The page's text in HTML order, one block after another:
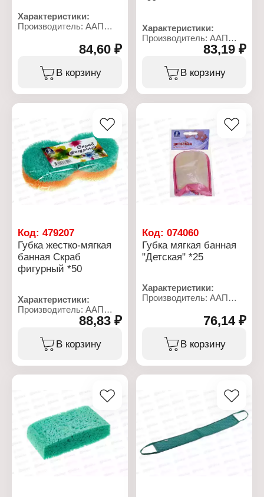
Характеристики:
Производитель: ААП
Торговая марка:
Тип товара: Губка для
Жесткость: жесткая
Размер: 19х11,5х3 см
84,60 ₽
В корзину
Характеристики:
Производитель: ААП
Шахтерская
Тип товара: Губка для
комбинированная,
сочетание жесткого
оригинального поролона
и мягкого гидроф
Жесткость: жесткая
Размер мочалки
(ДхШхВ): 19х12х3 см
Материал: поролон
83,19 ₽
В корзину
Код: 479207
Губка жестко-мягкая
банная Скраб
фигурный *50
Характеристики:
Производитель: ААП
Шахтерская
Тип товара: Губка для
сочетание жесткого
оригинального поролона
и мягкого гидроф
Жесткость: жесткая
Размер губки: 20х12х5
88,83 ₽
В корзину
Код:074060
Губка мягкая банная
"Детская" *25
Характеристики:
Производитель: ААП
Торговая марка:
Тип товара: Мочалка для
Название: "Детская"
Особенность: сочетание
оригинального мягкого
поролона и ткани с ярким
Размер мочалки
(ДхШхВ): 20х12х2 см
Материал: поролон,
полиамид, полипропилен
76,14 ₽
В корзину